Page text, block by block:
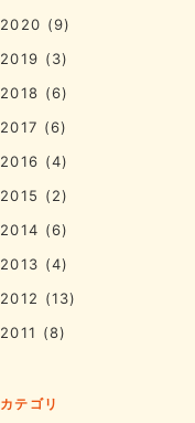
2020 (9)
2019 (3)
2018 (6)
2017 (6)
2016 (4)
2015 (2)
2014 (6)
2013 (4)
2012 (13)
2011 (8)
カテゴリ